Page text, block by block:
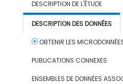
DESCRIPTION DE L'ÉTUDE
DESCRIPTION DES DONNÉES
OBTENIR LES
PUBLICATIONS CONNEXES
ENSEMBLES DE DONNÉES